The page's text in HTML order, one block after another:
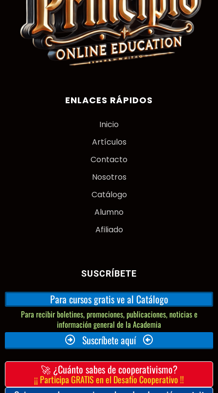
ENLACES RÁPIDOS
Inicio
Artículos
Contacto
Nosotros
Catálogo
Alumno
Afiliado
SUSCRÍBETE
Para cursos gratis ve al Catálogo
Para recibir boletines, promociones, publicaciones, noticias e
información general de la Academia
Suscríbete aquí
🚀 ¿Cuánto sabes de cooperativismo?
¡¡ Participa GRATIS en el Desafío Cooperativo !!